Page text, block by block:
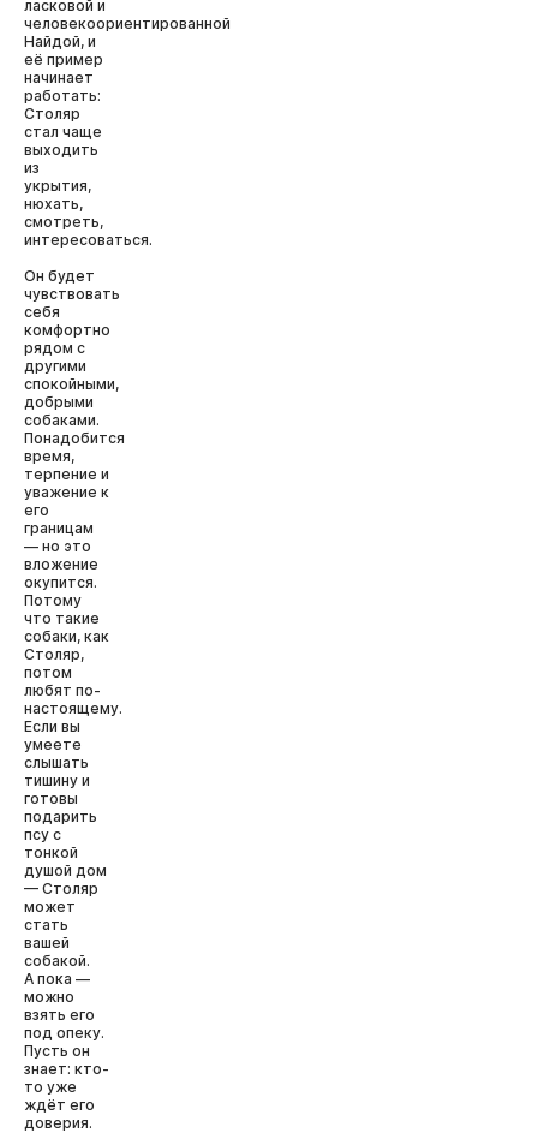
ласковой и
человекоориентированной
Найдой, и
её пример
начинает
работать:
Столяр
стал чаще
выходить
из
укрытия,
нюхать,
смотреть,
интересоваться.
Он будет
чувствовать
себя
комфортно
рядом с
другими
спокойными,
добрыми
собаками.
Понадобится
время,
терпение и
уважение к
его
границам
— но это
вложение
окупится.
Потому
что такие
собаки, как
Столяр,
потом
любят по-
настоящему.
Если вы
умеете
слышать
тишину и
готовы
подарить
псу с
тонкой
душой дом
— Столяр
может
стать
вашей
собакой.
А пока —
можно
взять его
под опеку.
Пусть он
знает: кто-
то уже
ждёт его
доверия.